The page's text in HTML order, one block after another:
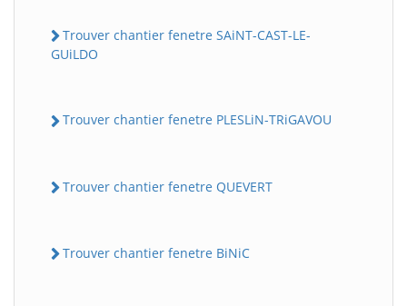
Trouver chantier fenetre SAiNT-CAST-LE-
GUiLDO
Trouver chantier fenetre PLESLiN-TRiGAVOU
Trouver chantier fenetre QUEVERT
Trouver chantier fenetre BiNiC